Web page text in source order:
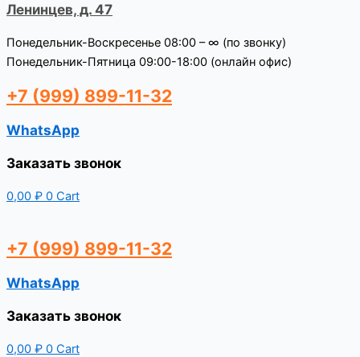
Ленинцев, д. 47
Понедельник-Воскресенье 08:00 – ∞ (по звонку)
Понедельник-Пятница 09:00-18:00 (онлайн офис)
+7 (999) 899-11-32
WhatsApp
Заказать звонок
0,00 ₽ 0 Cart
+7 (999) 899-11-32
WhatsApp
Заказать звонок
0,00 ₽ 0 Cart